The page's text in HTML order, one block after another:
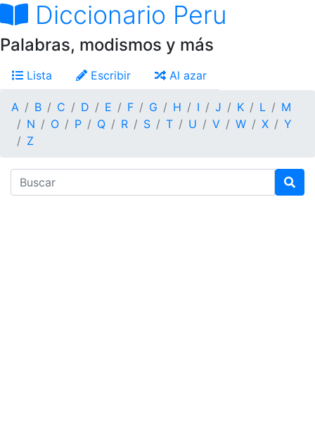
Diccionario Peru
Palabras, modismos y más
Lista Escribir Al azar
A B C D E F G H I J K L
M
N
O P Q R S T U V W X
Y
Z